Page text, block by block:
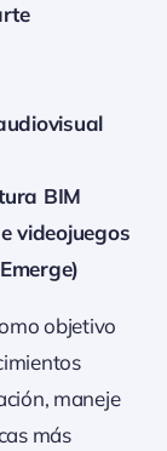
BIM
videojuegos
objetivo
maneje
más